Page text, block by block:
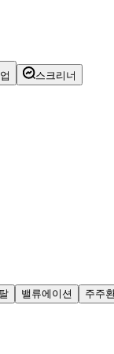
스크리너
밸류에이션 주주